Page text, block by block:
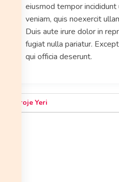
eiusmod tempor
veniam, quis noexercit
Duis aute irure dolor in
fugiat nulla pariatur.
qui officia deserunt.
Proje Yeri